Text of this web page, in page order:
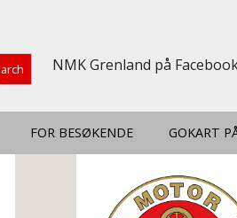
NMK Grenland på
FOR BESØKENDE GOKART